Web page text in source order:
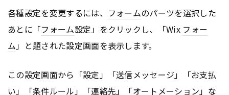
各種設定を変更するには、 フォームのパーツを選択した
あとに「フォーム設定」をクリックし、「Wix フォー
ム 」と題された設定画面を表示します。
この設定画面から「設定」「送信メッセージ」「お支払
い」「条件ルール」「連絡先」「オートメーション」な